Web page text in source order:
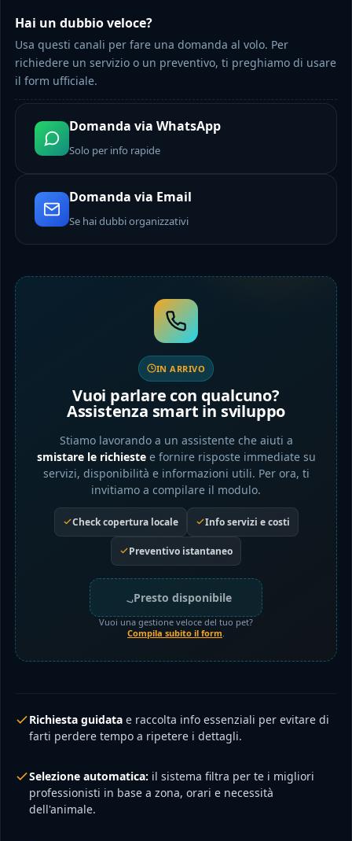
Hai un dubbio veloce?
Usa questi canali per fare una domanda al volo. Per
richiedere un servizio o un preventivo, ti preghiamo di usare
il form ufficiale.
Domanda via WhatsApp
Solo per info rapide
Domanda via Email
Se hai dubbi organizzativi
IN ARRIVO
Vuoi parlare con qualcuno?
Assistenza smart in sviluppo
Stiamo lavorando a un assistente che aiuti a
smistare le richiestee fornire risposte immediate su
servizi, disponibilità e informazioni utili. Per ora, ti
invitiamo a compilare il modulo.
Check copertura locale Info servizi e costi
Preventivo istantaneo
Presto disponibile
Vuoi una gestione veloce del tuo pet?
Compila subito il form
Richiesta guidata e raccolta info essenziali per evitare di
farti perdere tempo a ripetere i dettagli.
Selezione automatica: il sistema filtra per te i migliori
professionisti in base a zona, orari e necessità
dell'animale.